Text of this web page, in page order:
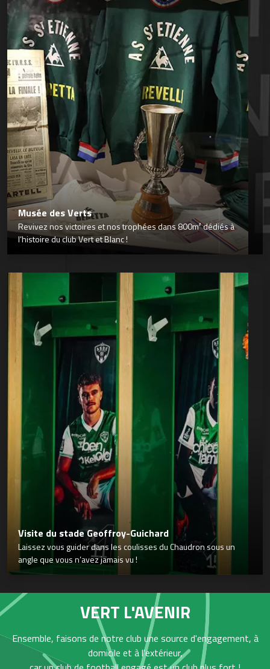
Musée des Verts
Revivez nos victoires et nos trophées dans 800m² dédiés à
l’histoire du club Vert et Blanc !
Visite du stade Geoffroy-Guichard
Laissez vous guider dans les coulisses du Chaudron sous un
angle que vous n’avez jamais vu !
VERT L'AVENIR
Ensemble, faisons de notre club une source d'engagement, à
domicile et à l'extérieur,